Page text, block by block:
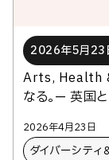
Arts, Health
なる。— 英国
2026年5月23
2026年4月23日
ダイバーシティ